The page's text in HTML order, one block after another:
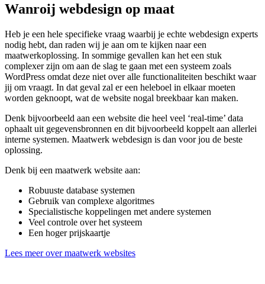
Wanroij webdesign op maat
Heb je een hele specifieke vraag waarbij je echte webdesign experts
nodig hebt, dan raden wij je aan om te kijken naar een
maatwerkoplossing. In sommige gevallen kan het een stuk
complexer zijn om aan de slag te gaan met een systeem zoals
WordPress omdat deze niet over alle functionaliteiten beschikt waar
jij om vraagt. In dat geval zal er een heleboel in elkaar moeten
worden geknoopt, wat de website nogal breekbaar kan maken.
Denk bijvoorbeeld aan een website die heel veel ‘real-time’ data
ophaalt uit gegevensbronnen en dit bijvoorbeeld koppelt aan allerlei
interne systemen. Maatwerk webdesign is dan voor jou de beste
oplossing.
Denk bij een maatwerk website aan:
Robuuste database systemen
Gebruik van complexe algoritmes
Specialistische koppelingen met andere systemen
Veel controle over het systeem
Een hoger prijskaartje
Lees meer over maatwerk websites